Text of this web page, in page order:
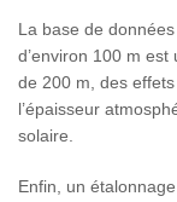
La base de
d’environ 100 m
de 200 m, des
l’épaisseur
solaire.
Enfin, un